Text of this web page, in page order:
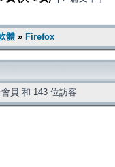
體 » Firefox
員 和 143 位訪客